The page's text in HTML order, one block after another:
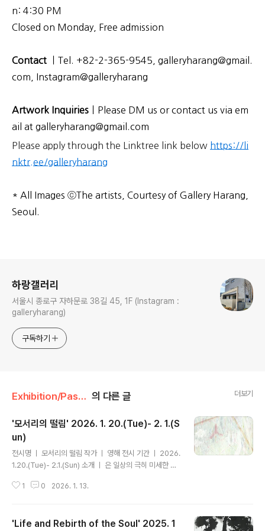
n: 4:30 PM
Closed on Monday, Free admission
Contact ㅣTel. +82-2-365-9545, galleryharang@gmail.
com, Instagram@galleryharang
Artwork Inquiries ㅣPlease DM us or contact us via em
ail at galleryharang@gmail.com
Please apply through the Linktree link below https://li
nktr.ee/galleryharang
* All Images ⓒThe artists, Courtesy of Gallery Harang,
Seoul.
하랑갤러리
서울시 종로구 자하문로 38길 45, 1F (Instagram :
galleryharang)
구독하기
Exhibition/Past Exhibitions 의 다른 글 더보기
'모서리의 떨림' 2026. 1. 20.(Tue)- 2. 1.(S
un)
전시명 ㅣ 모서리의 떨림 작가 ㅣ 영해 전시 기간 ㅣ 2026.
1.20.(Tue)- 2.1.(Sun) 소개 ㅣ 은 일상의 극히 미세한 순
다. 그것은 명확한 사건이나 서사로 포착되기보다는, 감각
차 희미해지며, 인간이 원초적으로 품고 있었으나 이미 상
1 0 2026. 1. 13.
'Life and Rebirth of the Soul' 2025. 1